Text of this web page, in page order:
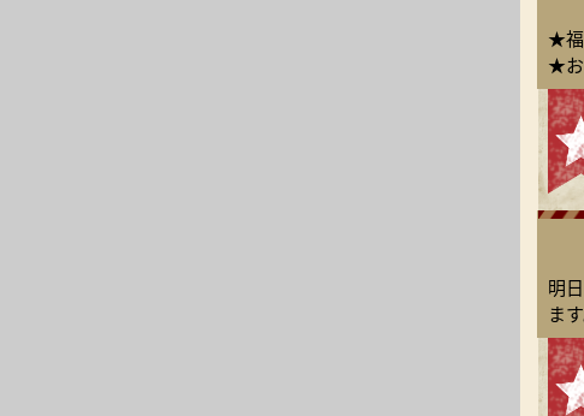
★福
★
明
ます